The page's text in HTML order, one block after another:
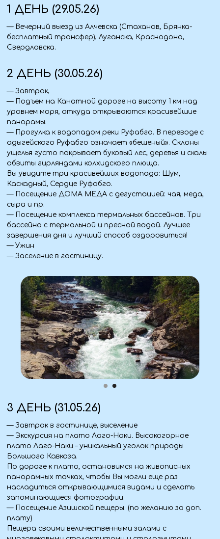
— Возвращение утром в Алчевск, Луганск, Краснодон.
4 ДЕНЬ (01.06.26)
— Завтрак в гостинице, выселение
— Экскурсия на плато Лаго-Наки. Высокогорное
плато Лаго-Наки – уникальный уголок природы
Большого Кавказа.
По дороге к плато, остановимся на живописных
насладиться открывающимися видами и сделать
запоминающиеся фотографии.
— Посещение Азишской пещеры. (по желанию за доп.
плату)
Пещера своими величественными залами с
многовековыми сталактитами и сталагмитами,
подземной рекой и удивительными историями их
многовековой жизни. Микроклимат внутри пещеры
обладает антибактериальными свойствами и имеет
постоянную температуру 4 С° и повышенную
влажность. Общая площадь пещеры 690 метров.
— Участие в увлекательном мастер-классе по
созданию Адыгейского сыра и халюжи, на котором Вы
узнаете секреты местных сыроделов и познакомитесь
с культурой и национальными традициями адыгов, с
дальнейшей дегустацией и приветственным ужином.
— Выезд обратно домой.
3 ДЕНЬ (31.05.26)
Документы
— Паспорт (оригинал + ксерокопия).